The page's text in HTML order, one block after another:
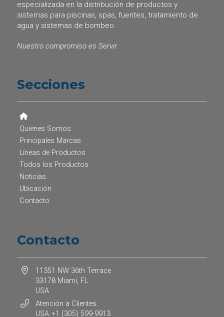
especializada en la distribución de productos y
sistemas para piscinas, spas, fuentes, tratamiento de
agua y sistemas de bombeo.
Nuestro compromiso es Servir.
Secciones
Quienes Somos
Principales Marcas
Líneas de Productos
Todos los Productos
Noticias
Ubicación
Contacto
Contacto
11351 NW 36th Terrace
33178 Miami, FL
USA
Atención a Clientes:
USA +1 (305) 599-9913